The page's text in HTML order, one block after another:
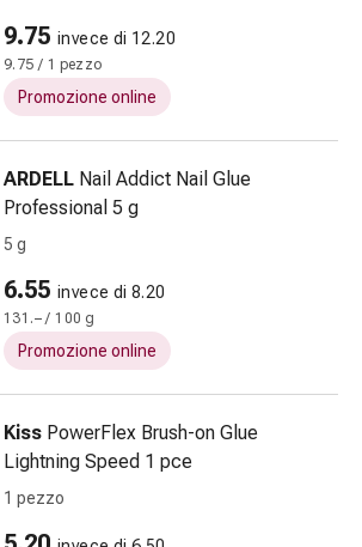
9.75 invece di 12.20
9.75 / 1 pezzo
Promozione online
ARDELL Nail Addict Nail Glue
Professional 5 g
5 g
6.55 invece di 8.20
131.– / 100 g
Promozione online
Kiss PowerFlex Brush-on Glue
Lightning Speed 1 pce
1 pezzo